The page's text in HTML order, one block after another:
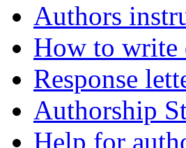
Authors
How to write
Response
Authorship
Help for